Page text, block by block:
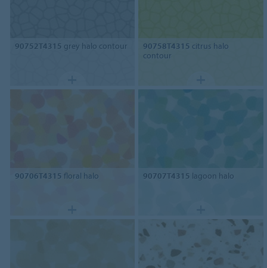
90752T4315 grey halo contour 90758T4315 citrus halo
contour
90706T4315 floral halo 90707T4315 lagoon halo